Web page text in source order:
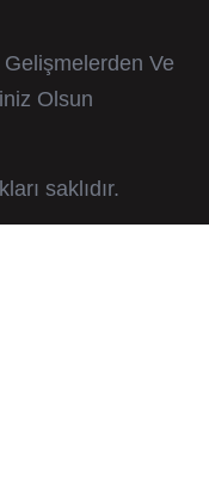
Ve
Olsun
saklıdır.